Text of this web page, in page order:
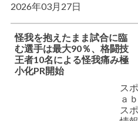
2026年03月27日
怪我を抱えたまま試合に臨
む選手は最大90％、格闘技
王者10名による怪我痛み極
小化PR開始
ス
ａ
ス